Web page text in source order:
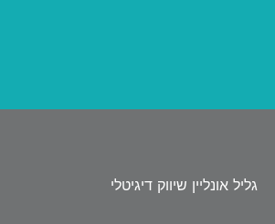
גליל אונליין שיווק דיגיטלי